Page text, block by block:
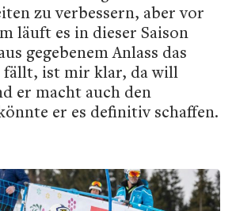
zu verbessern, aber vor
läuft es in dieser Saison
gegebenem Anlass das
ist mir klar, da will
er macht auch den
er es definitiv schaffen.